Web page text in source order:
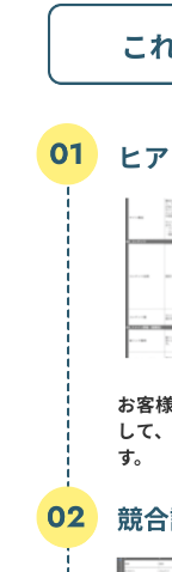
こ
ヒ
お客
して
す。
競